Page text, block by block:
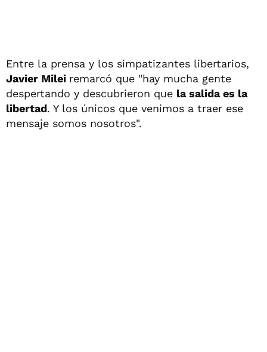
Entre la prensa y los simpatizantes libertarios,
Javier Milei remarcó que "hay mucha gente
despertando y descubrieron que la salida es la
libertad. Y los únicos que venimos a traer ese
mensaje somos nosotros".